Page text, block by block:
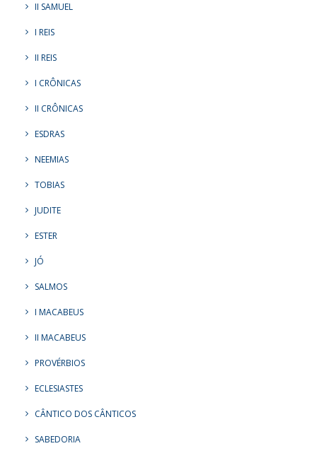
II SAMUEL
I REIS
II REIS
I CRÔNICAS
II CRÔNICAS
ESDRAS
NEEMIAS
TOBIAS
JUDITE
ESTER
JÓ
SALMOS
I MACABEUS
II MACABEUS
PROVÉRBIOS
ECLESIASTES
CÂNTICO DOS CÂNTICOS
SABEDORIA